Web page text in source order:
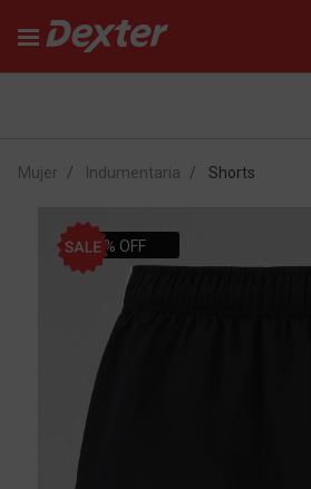
Mujer Indumentaria Shorts
21% OFF